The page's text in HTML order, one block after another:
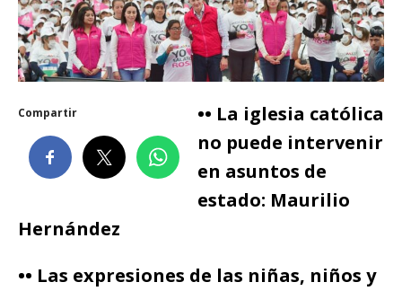
Compartir
•• La iglesia católica
no puede intervenir
en asuntos de
estado: Maurilio
Hernández
•• Las expresiones de las niñas, niños y